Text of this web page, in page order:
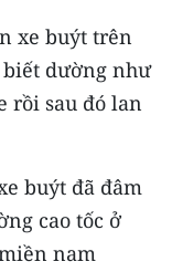
xe buýt trên
biết dường như
rồi sau đó lan
buýt đã đâm
cao tốc ở
nam